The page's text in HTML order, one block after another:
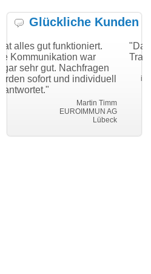
Glückliche Kunden
war
individuell
"Danke für den
Transfer und guten
i can eckert